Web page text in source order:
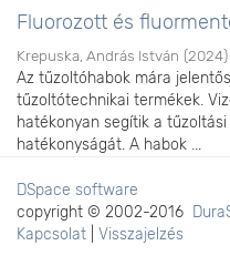
Fluorozott és
Krepuska, András István (2024)
Az tűzoltóhabok mára
tűzoltótechnikai termékek.
hatékonyan segítik a
hatékonyságát. A habok ...
DSpace software
copyright © 2002-2016
Kapcsolat
Visszajelzés